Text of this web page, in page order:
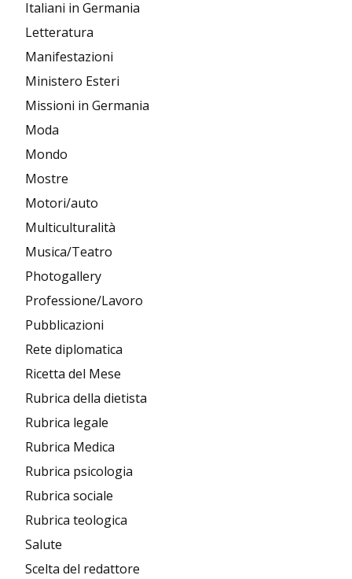
Italiani in Germania
Letteratura
Manifestazioni
Ministero Esteri
Missioni in Germania
Moda
Mondo
Mostre
Motori/auto
Multiculturalità
Musica/Teatro
Photogallery
Professione/Lavoro
Pubblicazioni
Rete diplomatica
Ricetta del Mese
Rubrica della dietista
Rubrica legale
Rubrica Medica
Rubrica psicologia
Rubrica sociale
Rubrica teologica
Salute
Scelta del redattore